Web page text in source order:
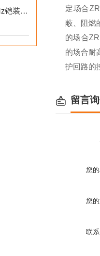
控制电缆ZR-DJFF46P经受50Hz铠装导体
定场合
蔽、阻燃
的场合
的场合耐
护回路的
留言
您的
您的
联系